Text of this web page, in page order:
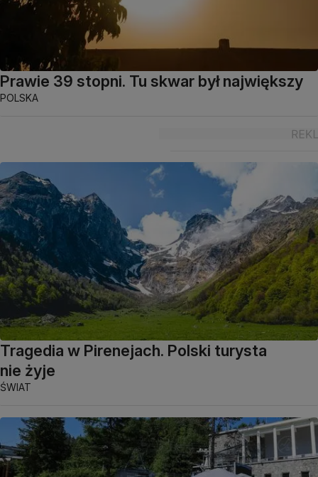
Prawie 39 stopni. Tu skwar był największy
POLSKA
Tragedia w Pirenejach. Polski turysta
nie żyje
ŚWIAT